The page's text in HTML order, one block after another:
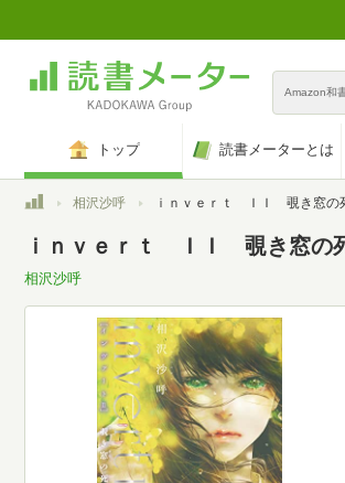
Amazon和
トップ 読書メーターとは
トップ相沢沙呼 ｉｎｖｅｒｔ ＩＩ 覗き窓の死角 城塚
ｉｎｖｅｒｔ ＩＩ 覗き窓の
相沢沙呼